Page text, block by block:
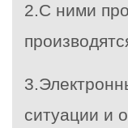
2.С ними
ситуации и